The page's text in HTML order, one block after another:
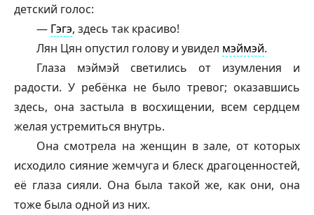
детский голос:
— Гэгэ, здесь так красиво!
Лян Цян опустил голову и увидел мэймэй.
Глаза мэймэй светились от изумления и
радости. У ребёнка не было тревог; оказавшись
здесь, она застыла в восхищении, всем сердцем
желая устремиться внутрь.
Она смотрела на женщин в зале, от которых
исходило сияние жемчуга и блеск драгоценностей,
её глаза сияли. Она была такой же, как они, она
тоже была одной из них.